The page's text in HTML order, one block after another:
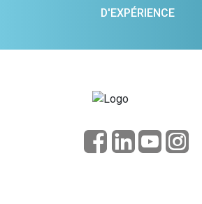
D'EXPÉRIENCE